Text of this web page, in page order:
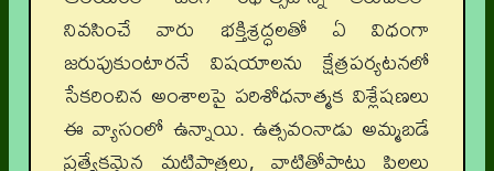
నివసించే వారు భక్తిశ్రద్ధలతో ఏ విధంగా
జరుపుకుంటారనే విషయాలను క్షేత్రపర్యటనలో
సేకరించిన అంశాలపై పరిశోధనాత్మక విశ్లేషణలు
ఈ వ్యాసంలో ఉన్నాయి. ఉత్సవంనాడు అమ్మబడే
ప్రత్యేకమైన మట్టిపాత్రలు, వాటితోపాటు పిల్లలు